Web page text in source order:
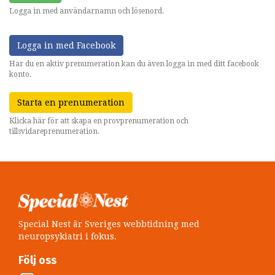
Logga in med användarnamn och lösenord.
Logga in med Facebook
Har du en aktiv prenumeration kan du även logga in med ditt facebook
konto.
Starta en prenumeration
Klicka här för att skapa en provprenumeration och
tillsvidareprenumeration.
Special Nest är Sveriges webbtidning med
neuropsykiatri i fokus.
Följ oss